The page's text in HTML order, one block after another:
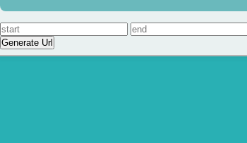
Generate Url